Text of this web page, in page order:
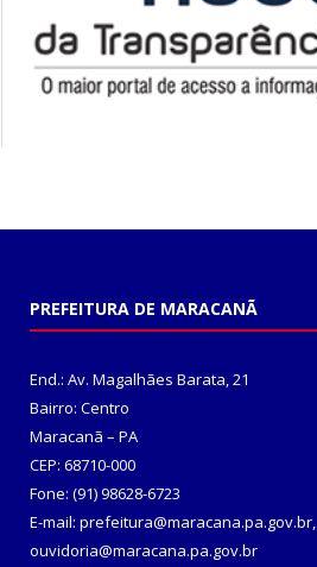
PREFEITURA DE MARACANÃ
End.: Av. Magalhães Barata, 21
Bairro: Centro
Maracanã – PA
CEP: 68710-000
Fone: (91) 98628-6723
E-mail: prefeitura@maracana.pa.gov.br,
ouvidoria@maracana.pa.gov.br